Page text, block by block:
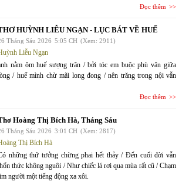
Đọc thêm
HUỲNH LIỄU NGẠN - LỤC BÁT VỀ HUẾ
Tháng Sáu 2026 5:05 CH (Xem: 2911)
Liễu Ngạn
nằm ôm huế sượng trân / bởi tóc em buộc phù vân giữa
/ huế mình chừ mãi long đong / nên trăng trong nội vẫn
Đọc thêm
Hoàng Thị Bích Hà, Tháng Sáu
Tháng Sáu 2026 3:01 CH (Xem: 2817)
Thị Bích Hà
những thứ tưởng chừng phai hết thảy / Đến cuối đời vẫn
thức không nguôi / Như chiếc lá rơi qua mùa rất cũ / Chạm
người một tiếng động xa xôi.